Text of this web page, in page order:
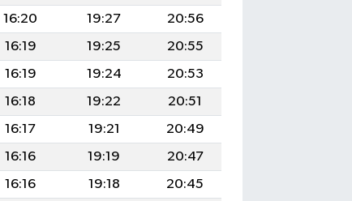
16:20 19:27
20:56
16:19 19:25
20:55
16:19 19:24
20:53
16:18 19:22
20:51
16:17 19:21
20:49
16:16 19:19
20:47
16:16 19:18
20:45